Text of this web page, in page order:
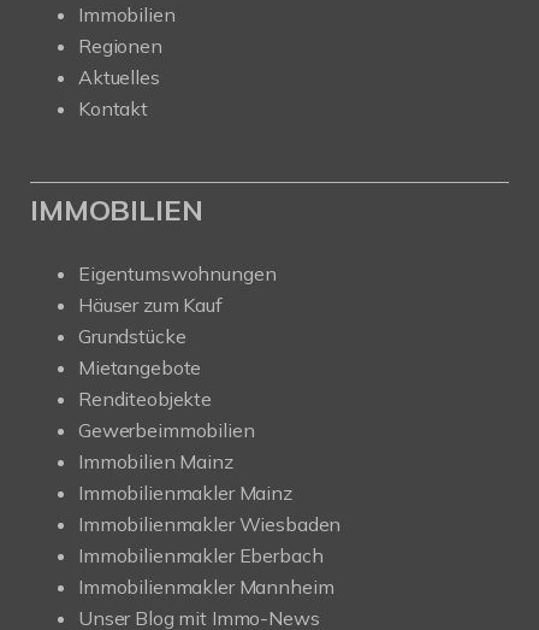
Immobilien
Regionen
Aktuelles
Kontakt
IMMOBILIEN
Eigentumswohnungen
Häuser zum Kauf
Grundstücke
Mietangebote
Renditeobjekte
Gewerbeimmobilien
Immobilien Mainz
Immobilienmakler Mainz
Immobilienmakler Wiesbaden
Immobilienmakler Eberbach
Immobilienmakler Mannheim
Unser Blog mit Immo-News